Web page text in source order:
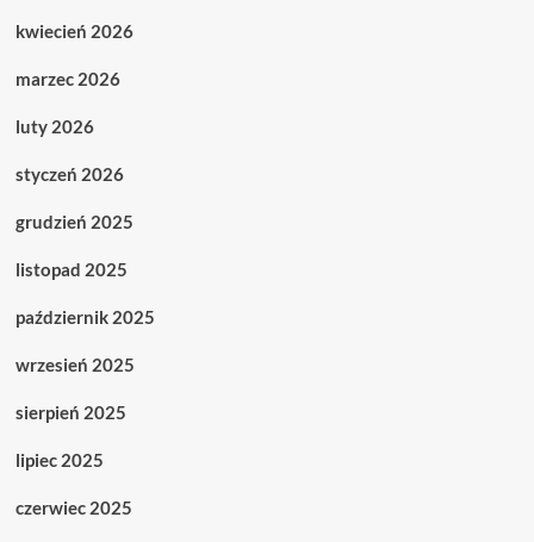
kwiecień 2026
marzec 2026
luty 2026
styczeń 2026
grudzień 2025
listopad 2025
październik 2025
wrzesień 2025
sierpień 2025
lipiec 2025
czerwiec 2025